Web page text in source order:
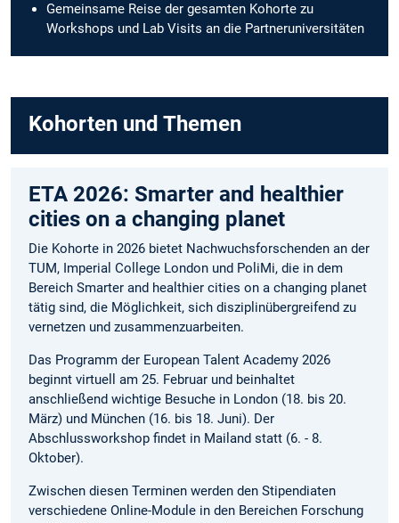
Gemeinsame Reise der gesamten Kohorte zu
Workshops und Lab Visits an die Partneruniversitäten
Kohorten und Themen
ETA 2026: Smarter and healthier
cities on a changing planet
Die Kohorte in 2026 bietet Nachwuchsforschenden an der
TUM, Imperial College London und PoliMi, die in dem
Bereich Smarter and healthier cities on a changing planet
tätig sind, die Möglichkeit, sich disziplinübergreifend zu
vernetzen und zusammenzuarbeiten.
Das Programm der European Talent Academy 2026
beginnt virtuell am 25. Februar und beinhaltet
anschließend wichtige Besuche in London (18. bis 20.
März) und München (16. bis 18. Juni). Der
Abschlussworkshop findet in Mailand statt (6. - 8.
Oktober).
Zwischen diesen Terminen werden den Stipendiaten
verschiedene Online-Module in den Bereichen Forschung